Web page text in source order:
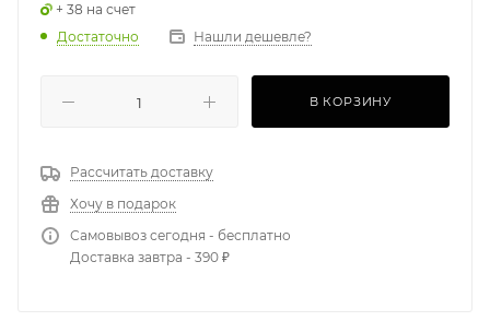
+ 38 на счет
Достаточно
Нашли дешевле?
В КОРЗИНУ
Рассчитать доставку
Хочу в подарок
Самовывоз сегодня - бесплатно
Доставка завтра - 390 ₽